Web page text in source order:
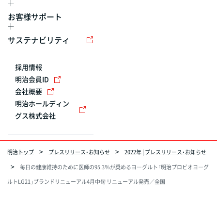
お客様サポート
サステナビリティ
採用情報
明治会員ID
会社概要
明治ホールディン
グス株式会社
明治トップ プレスリリース・お知らせ
2022年 | プレスリリース・お知らせ
毎日の健康維持のために医師の95.3％が奨めるヨーグルト「明治プロビオヨーグ
ルトLG21」ブランドリニューアル4月中旬 リニューアル発売／全国